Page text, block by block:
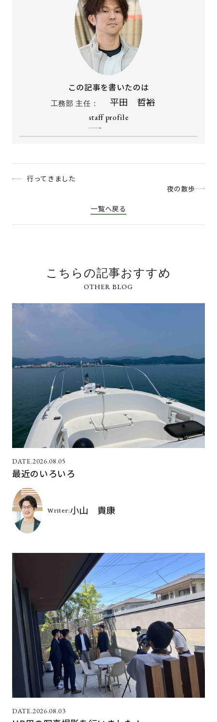
この記事を書いたのは
工務部 主任：
staff profile
行ってきました
一覧へ戻る
夜の散歩
こちらの記事おすすめ
2026.08.05
最近のいろいろ
2026.08.03